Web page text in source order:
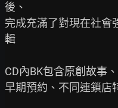
後、
完成充滿了對現在社會
輯
CD內BK包含原創故事
早期預約、不同連鎖店